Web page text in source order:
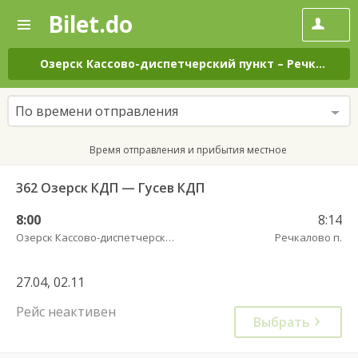
—
Поиск
и
покупка
билетов
на
автобус
онлайн
Bilet.do
Озерск Кассово-диспетчерский пункт – Речкалово п.
По времени отправления
Время отправления и прибытия местное
362 Озерск КДП — Гусев КДП
8:00
Озерск Кассово-диспетчерский пункт
8:14
Речкалово п.
27.04, 02.11
Рейс неактивен
Выбрать